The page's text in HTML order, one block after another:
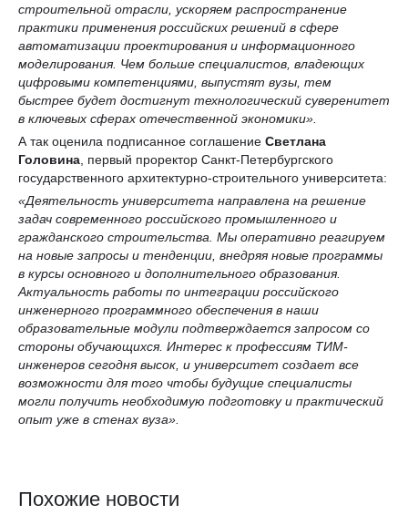
строительной отрасли, ускоряем распространение
практики применения российских решений в сфере
автоматизации проектирования и информационного
моделирования. Чем больше специалистов, владеющих
цифровыми компетенциями, выпустят вузы, тем
быстрее будет достигнут технологический суверенитет
в ключевых сферах отечественной экономики».
А так оценила подписанное соглашение Светлана
Головина , первый проректор Санкт-Петербургского
государственного архитектурно-строительного университета:
«Деятельность университета направлена на решение
задач современного российского промышленного и
гражданского строительства. Мы оперативно реагируем
на новые запросы и тенденции, внедряя новые программы
в курсы основного и дополнительного образования.
Актуальность работы по интеграции российского
инженерного программного обеспечения в наши
образовательные модули подтверждается запросом со
стороны обучающихся. Интерес к профессиям ТИМ-
инженеров сегодня высок, и университет создает все
возможности для того чтобы будущие специалисты
могли получить необходимую подготовку и практический
опыт уже в стенах вуза».
Похожие новости